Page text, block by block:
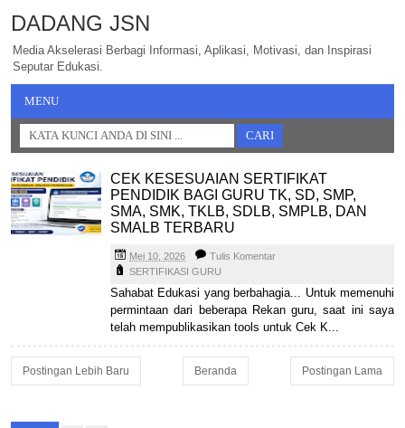
DADANG JSN
Media Akselerasi Berbagi Informasi, Aplikasi, Motivasi, dan Inspirasi
Seputar Edukasi.
MENU
CEK KESESUAIAN SERTIFIKAT
PENDIDIK BAGI GURU TK, SD, SMP,
SMA, SMK, TKLB, SDLB, SMPLB, DAN
SMALB TERBARU
Mei 10, 2026
Tulis Komentar
SERTIFIKASI GURU
Sahabat Edukasi yang berbahagia... Untuk memenuhi
permintaan dari beberapa Rekan guru, saat ini saya
telah mempublikasikan tools untuk Cek K...
Postingan Lebih Baru Postingan Lama
Beranda